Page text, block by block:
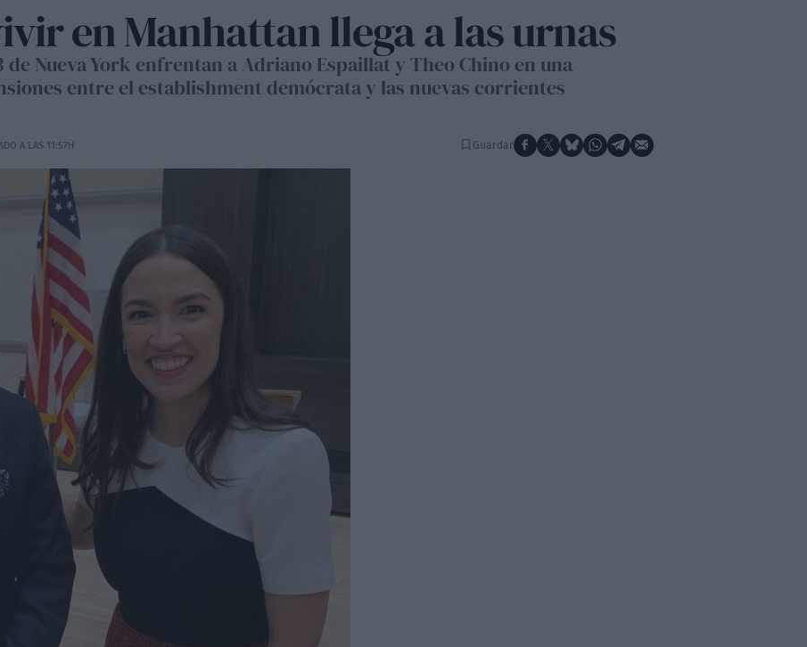
en Manhattan llega a las urnas
Nueva York enfrentan a Adriano Espaillat y Theo Chino en una
entre el establishment demócrata y las nuevas corrientes
A LAS 11:57H Guardar